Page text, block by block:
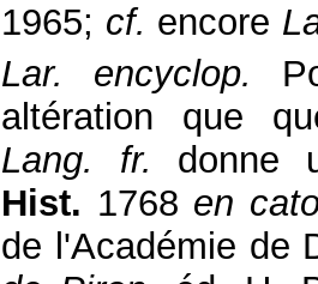
1965; cf. encore
Lar. encyclop.
altération que
Lang. fr. donne
Hist. 1768 en
de l'Académie de